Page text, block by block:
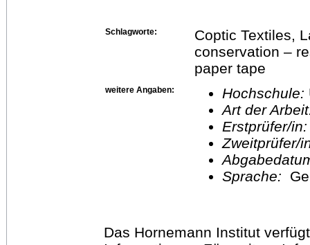
Schlagworte:
Coptic Textiles,
conservation –
paper tape
weitere Angaben: Hochschule:
Art der
Erstprüfer/
Sprache:
Das Hornemann Institut